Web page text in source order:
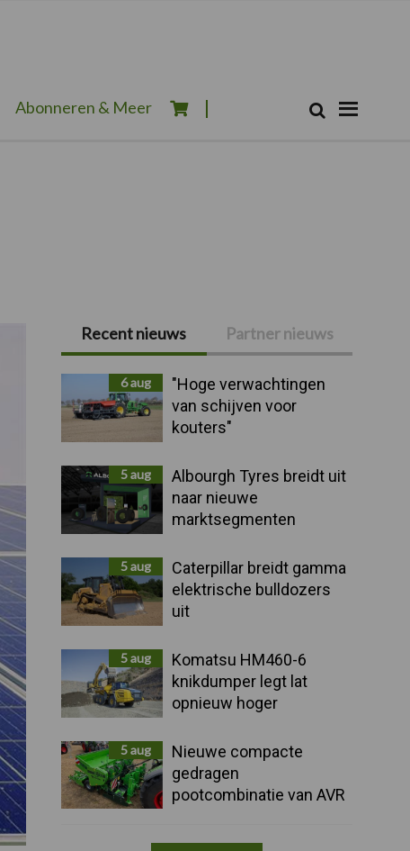
Abonneren & Meer Zoek
Primaire
Sidebar
Recent nieuws Partner nieuws
6 aug
"Hoge verwachtingen
van schijven voor
kouters"
5 aug
Albourgh Tyres breidt uit
naar nieuwe
marktsegmenten
5 aug
Caterpillar breidt gamma
elektrische bulldozers
uit
5 aug
Komatsu HM460-6
knikdumper legt lat
opnieuw hoger
5 aug
Nieuwe compacte
gedragen
pootcombinatie van AVR